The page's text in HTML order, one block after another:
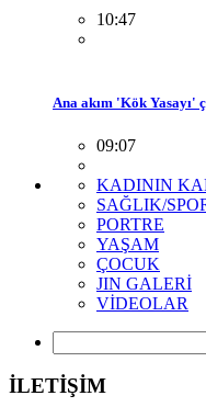
10:47
Ana akım 'Kök Yasayı'
09:07
KADININ
SAĞLIK/
PORTRE
YAŞAM
ÇOCUK
JIN GALERİ
VİDEOLAR
İLETİŞİM